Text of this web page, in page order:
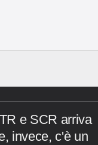
e SCR arriva
invece, c'è un